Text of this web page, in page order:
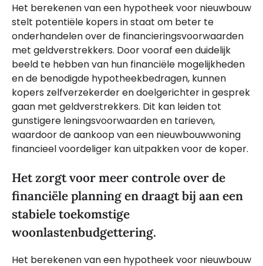
Het berekenen van een hypotheek voor nieuwbouw
stelt potentiële kopers in staat om beter te
onderhandelen over de financieringsvoorwaarden
met geldverstrekkers. Door vooraf een duidelijk
beeld te hebben van hun financiële mogelijkheden
en de benodigde hypotheekbedragen, kunnen
kopers zelfverzekerder en doelgerichter in gesprek
gaan met geldverstrekkers. Dit kan leiden tot
gunstigere leningsvoorwaarden en tarieven,
waardoor de aankoop van een nieuwbouwwoning
financieel voordeliger kan uitpakken voor de koper.
Het zorgt voor meer controle over de
financiële planning en draagt bij aan een
stabiele toekomstige
woonlastenbudgettering.
Het berekenen van een hypotheek voor nieuwbouw